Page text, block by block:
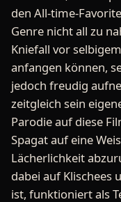
den All-time-
Genre nicht all zu
Kniefall vor
anfangen können,
jedoch freudig
zeitgleich sein
Parodie auf diese
Spagat auf eine
Lächerlichkeit
dabei auf Klischees
ist, funktioniert als